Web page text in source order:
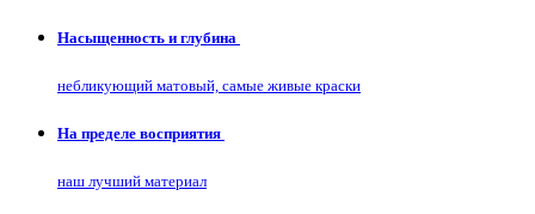
Насыщенность и глубина
небликующий матовый, самые живые краски
На пределе восприятия
наш лучший материал